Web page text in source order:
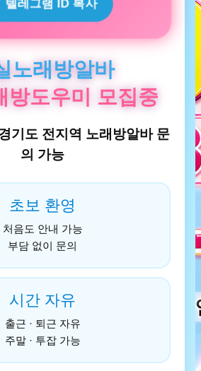
텔레그램 ID 복사
노래방알바
방도우미 모집중
기도 전지역 노래방알바 문
의 가능
초보 환영
처음도 안내 가능
부담 없이 문의
시간 자유
출근 · 퇴근 자유
주말 · 투잡 가능